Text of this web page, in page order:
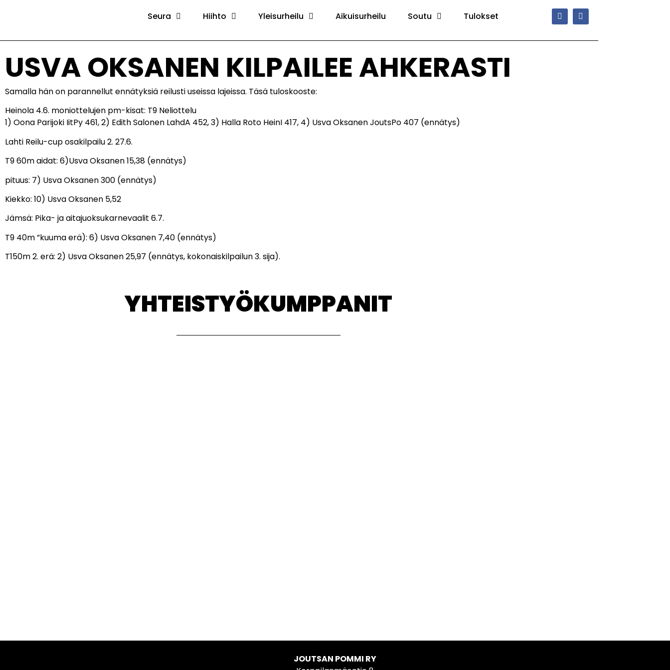
Seura Hiihto Yleisurheilu Aikuisurheilu Soutu Tulokset
USVA OKSANEN KILPAILEE AHKERASTI
Samalla hän on parannellut ennätyksiä reilusti useissa lajeissa. Täsä tuloskooste:
Heinola 4.6. moniottelujen pm-kisat: T9 Neliottelu
1) Oona Parijoki IitPy 461, 2) Edith Salonen LahdA 452, 3) Halla Roto HeinI 417, 4) Usva Oksanen JoutsPo 407 (ennätys)
Lahti Reilu-cup osakilpailu 2. 27.6.
T9 60m aidat: 6)Usva Oksanen 15,38 (ennätys)
pituus: 7) Usva Oksanen 300 (ennätys)
Kiekko: 10) Usva Oksanen 5,52
Jämsä: Pika- ja aitajuoksukarnevaalit 6.7.
T9 40m ”kuuma erä): 6) Usva Oksanen 7,40 (ennätys)
T150m 2. erä: 2) Usva Oksanen 25,97 (ennätys, kokonaiskilpailun 3. sija).
YHTEISTYÖKUMPPANIT
JOUTSAN POMMI RY